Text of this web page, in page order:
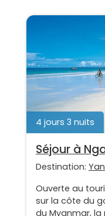
4 jours 3 nuits
Séjour à
Destination:
Ouverte au
sur la côte du
du Myanmar,